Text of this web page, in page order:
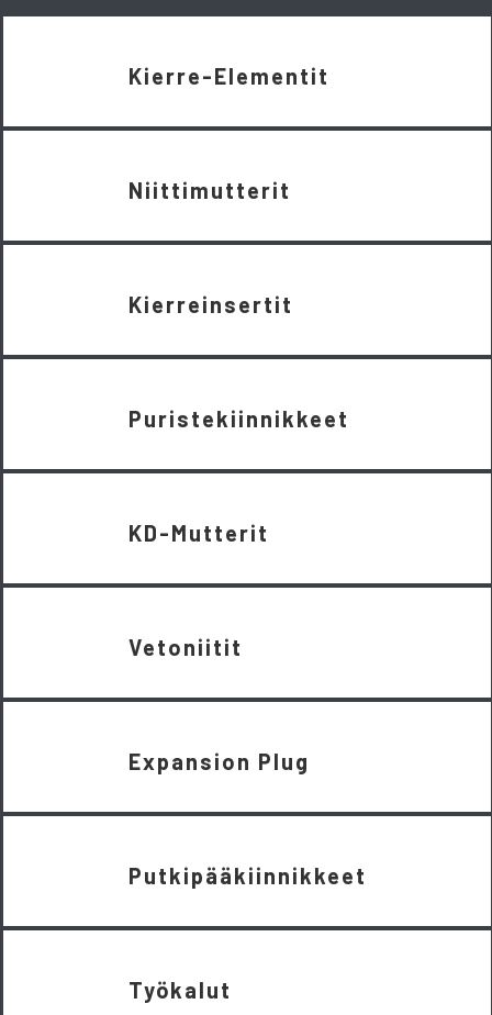
Kierre-Elementit
Niittimutterit
Kierreinsertit
Puristekiinnikkeet
KD-Mutterit
Vetoniitit
Expansion Plug
Putkipääkiinnikkeet
Työkalut